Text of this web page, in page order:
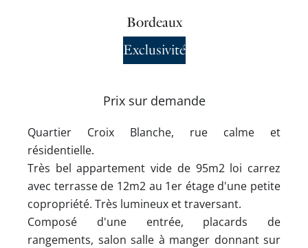
Bordeaux
Exclusivité
Prix sur demande
Quartier Croix Blanche, rue calme et
résidentielle.
Très bel appartement vide de 95m2 loi carrez
avec terrasse de 12m2 au 1er étage d'une petite
copropriété. Très lumineux et traversant.
Composé d'une entrée, placards de
rangements, salon salle à manger donnant sur